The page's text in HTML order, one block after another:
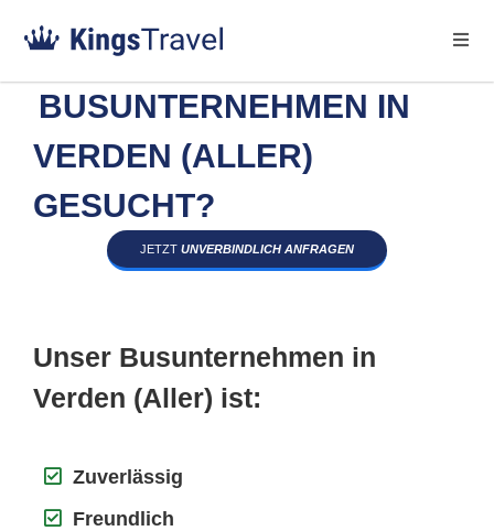
BUSUNTERNEHMEN IN
VERDEN (ALLER)
GESUCHT?
JETZT UNVERBINDLICH ANFRAGEN
Unser Busunternehmen in
Verden (Aller) ist:
Zuverlässig
Freundlich